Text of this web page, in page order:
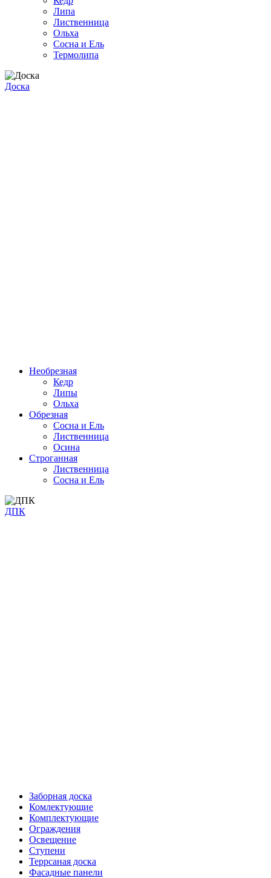
Липа
Лиственница
Ольха
Сосна и Ель
Термолипа
Доска
Необрезная
Кедр
Липы
Ольха
Обрезная
Cосна и Ель
Лиственница
Осина
Строганная
Лиственница
Сосна и Ель
ДПК
Заборная доска
Комлектующие
Комплектующие
Ограждения
Освещение
Ступени
Террсаная доска
Фасадные панели